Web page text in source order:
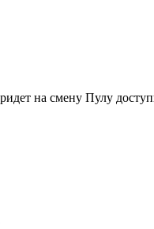
на смену Пулу